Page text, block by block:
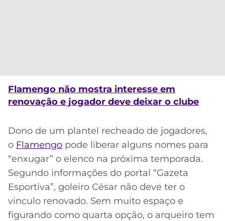
Flamengo não mostra interesse em
renovação e jogador deve deixar o clube
Dono de um plantel recheado de jogadores,
o Flamengo pode liberar alguns nomes para
“enxugar” o elenco na próxima temporada.
Segundo informações do portal “Gazeta
Esportiva”, goleiro César não deve ter o
vinculo renovado. Sem muito espaço e
figurando como quarta opção, o arqueiro tem